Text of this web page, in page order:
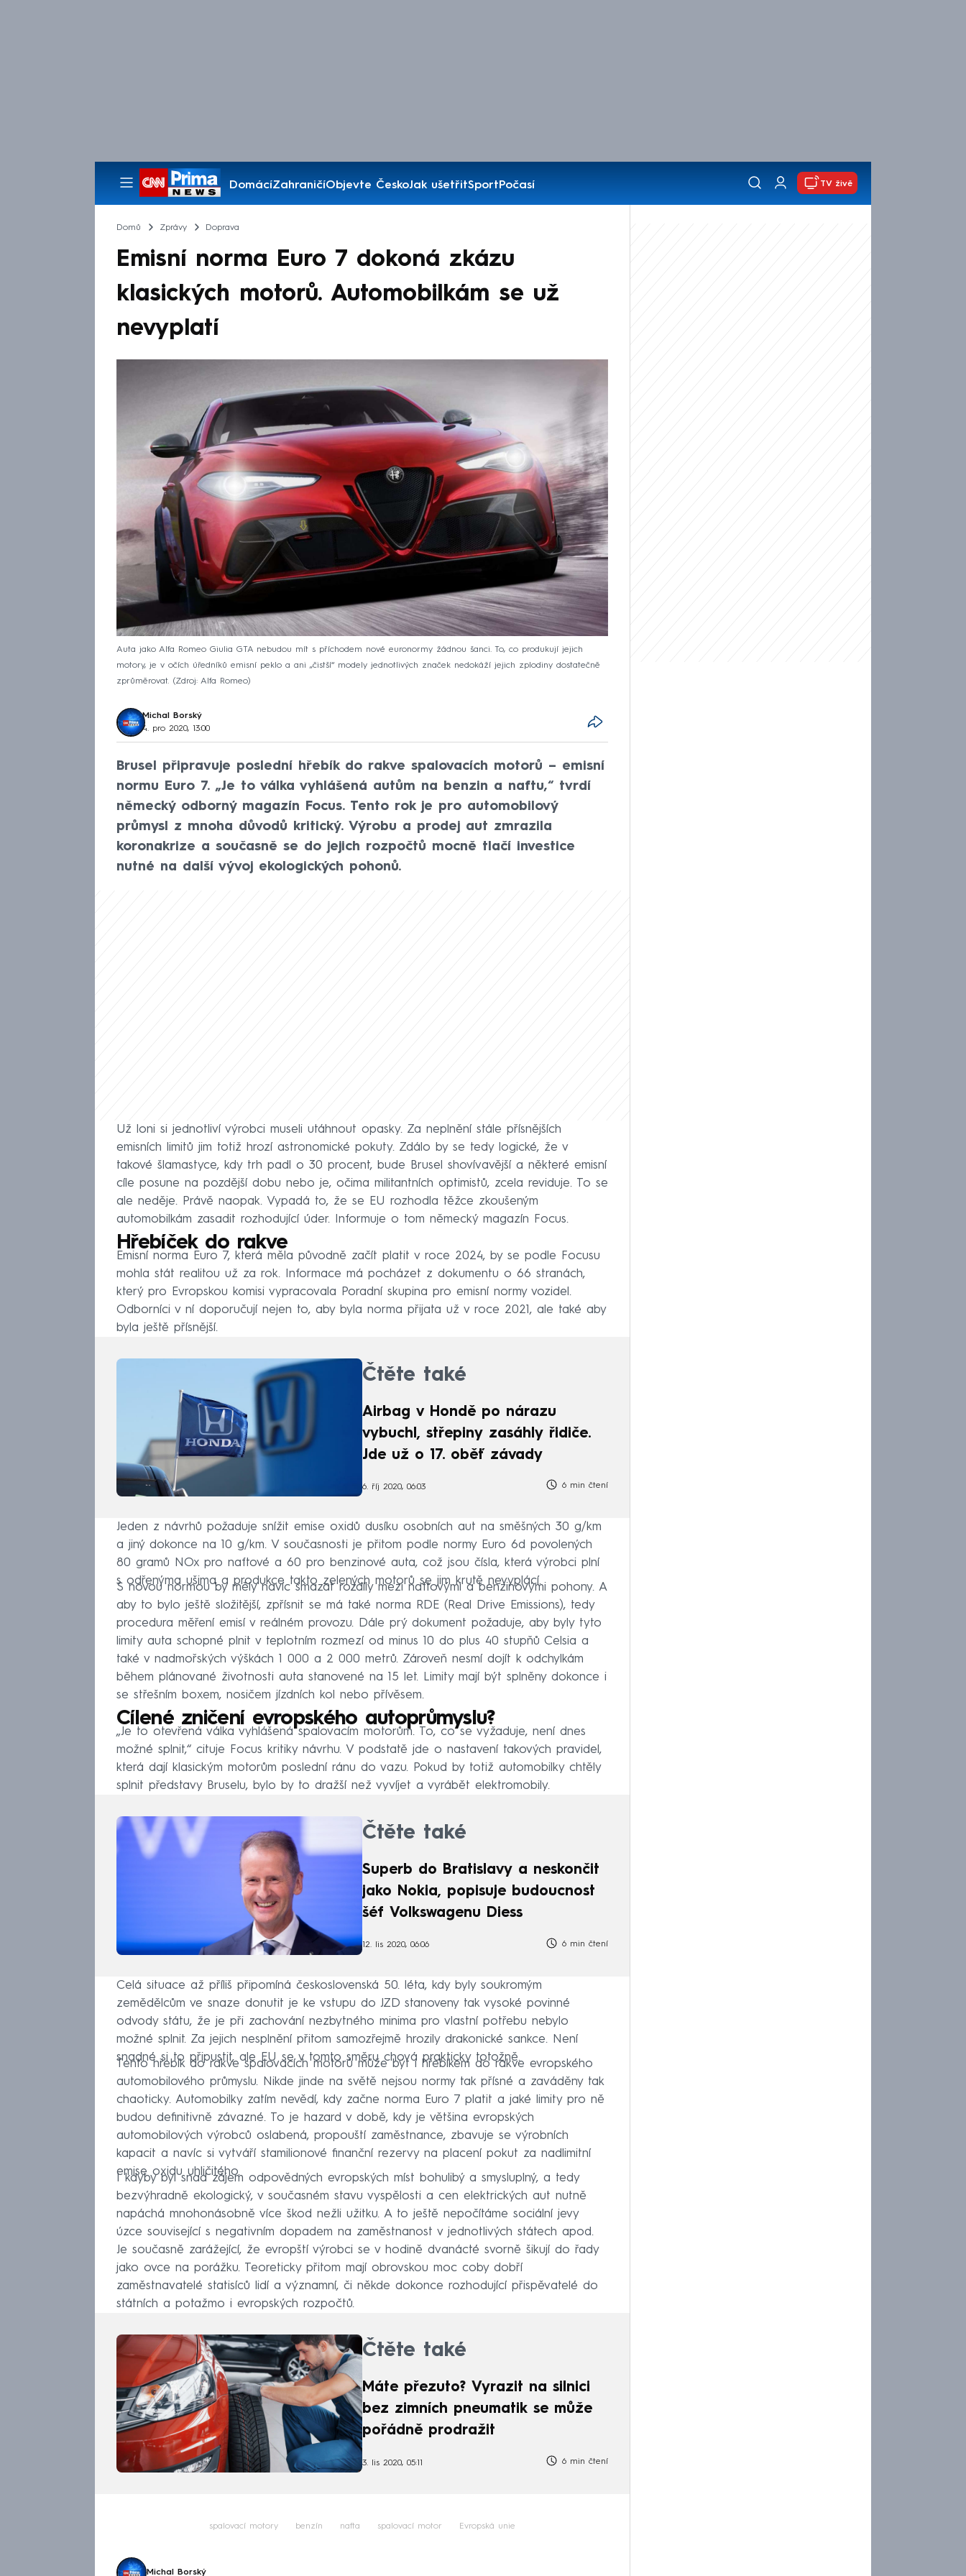
DomácíZahraničíObjevte ČeskoJak ušetřitSportPočasí
Pořady
TV živě
Domů Zprávy Doprava
Emisní norma Euro 7 dokoná zkázu
klasických motorů. Automobilkám se už
nevyplatí
Auta jako Alfa Romeo Giulia GTA nebudou mít s příchodem nové euronormy žádnou šanci. To, co produkují jejich
motory, je v očích úředníků emisní peklo a ani „čistší“ modely jednotlivých značek nedokáží jejich zplodiny dostatečně
zprůměrovat.
Zdroj: Alfa Romeo
Michal Borský
4. pro 2020, 13:00
Brusel připravuje poslední hřebík do rakve spalovacích motorů – emisní
normu Euro 7. „Je to válka vyhlášená autům na benzin a naftu,“ tvrdí
německý odborný magazín Focus. Tento rok je pro automobilový
průmysl z mnoha důvodů kritický. Výrobu a prodej aut zmrazila
koronakrize a současně se do jejich rozpočtů mocně tlačí investice
nutné na další vývoj ekologických pohonů.
Už loni si jednotliví výrobci museli utáhnout opasky. Za neplnění stále přísnějších
emisních limitů jim totiž hrozí astronomické pokuty. Zdálo by se tedy logické, že v
takové šlamastyce, kdy trh padl o 30 procent, bude Brusel shovívavější a některé emisní
cíle posune na pozdější dobu nebo je, očima militantních optimistů, zcela reviduje. To se
ale neděje. Právě naopak. Vypadá to, že se EU rozhodla těžce zkoušeným
automobilkám zasadit rozhodující úder. Informuje o tom německý magazín Focus.
Hřebíček do rakve
Emisní norma Euro 7, která měla původně začít platit v roce 2024, by se podle Focusu
mohla stát realitou už za rok. Informace má pocházet z dokumentu o 66 stranách,
který pro Evropskou komisi vypracovala Poradní skupina pro emisní normy vozidel.
Odborníci v ní doporučují nejen to, aby byla norma přijata už v roce 2021, ale také aby
byla ještě přísnější.
Čtěte také
Airbag v Hondě po nárazu
vybuchl, střepiny zasáhly řidiče.
Jde už o 17. oběť závady
6. říj 2020, 06:03 6 min čtení
Jeden z návrhů požaduje snížit emise oxidů dusíku osobních aut na směšných 30 g/km
a jiný dokonce na 10 g/km. V současnosti je přitom podle normy Euro 6d povolených
80 gramů NOx pro naftové a 60 pro benzinové auta, což jsou čísla, která výrobci plní
s odřenýma ušima a produkce takto zelených motorů se jim krutě nevyplácí.
S novou normou by měly navíc smazat rozdíly mezi naftovými a benzinovými pohony. A
aby to bylo ještě složitější, zpřísnit se má také norma RDE (Real Drive Emissions), tedy
procedura měření emisí v reálném provozu. Dále prý dokument požaduje, aby byly tyto
limity auta schopné plnit v teplotním rozmezí od minus 10 do plus 40 stupňů Celsia a
také v nadmořských výškách 1 000 a 2 000 metrů. Zároveň nesmí dojít k odchylkám
během plánované životnosti auta stanovené na 15 let. Limity mají být splněny dokonce i
se střešním boxem, nosičem jízdních kol nebo přívěsem.
Cílené zničení evropského autoprůmyslu?
„Je to otevřená válka vyhlášená spalovacím motorům. To, co se vyžaduje, není dnes
možné splnit,“ cituje Focus kritiky návrhu. V podstatě jde o nastavení takových pravidel,
která dají klasickým motorům poslední ránu do vazu. Pokud by totiž automobilky chtěly
splnit představy Bruselu, bylo by to dražší než vyvíjet a vyrábět elektromobily.
Čtěte také
Superb do Bratislavy a neskončit
jako Nokia, popisuje budoucnost
šéf Volkswagenu Diess
12. lis 2020, 06:06 6 min čtení
Celá situace až příliš připomíná československá 50. léta, kdy byly soukromým
zemědělcům ve snaze donutit je ke vstupu do JZD stanoveny tak vysoké povinné
odvody státu, že je při zachování nezbytného minima pro vlastní potřebu nebylo
možné splnit. Za jejich nesplnění přitom samozřejmě hrozily drakonické sankce. Není
snadné si to připustit, ale EU se v tomto směru chová prakticky totožně.
Tento hřebík do rakve spalovacích motorů může být i hřebíkem do rakve evropského
automobilového průmyslu. Nikde jinde na světě nejsou normy tak přísné a zaváděny tak
chaoticky. Automobilky zatím nevědí, kdy začne norma Euro 7 platit a jaké limity pro ně
budou definitivně závazné. To je hazard v době, kdy je většina evropských
automobilových výrobců oslabená, propouští zaměstnance, zbavuje se výrobních
kapacit a navíc si vytváří stamilionové finanční rezervy na placení pokut za nadlimitní
emise oxidu uhličitého.
I kdyby byl snad zájem odpovědných evropských míst bohulibý a smysluplný, a tedy
bezvýhradně ekologický, v současném stavu vyspělosti a cen elektrických aut nutně
napáchá mnohonásobně více škod nežli užitku. A to ještě nepočítáme sociální jevy
úzce související s negativním dopadem na zaměstnanost v jednotlivých státech apod.
Je současně zarážející, že evropští výrobci se v hodině dvanácté svorně šikují do řady
jako ovce na porážku. Teoreticky přitom mají obrovskou moc coby dobří
zaměstnavatelé statisíců lidí a významní, či někde dokonce rozhodující přispěvatelé do
státních a potažmo i evropských rozpočtů.
Čtěte také
Máte přezuto? Vyrazit na silnici
bez zimních pneumatik se může
pořádně prodražit
3. lis 2020, 05:11 6 min čtení
spalovací motory benzín nafta spalovací motor Evropská unie
Michal Borský